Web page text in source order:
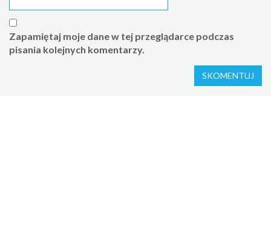
Zapamiętaj moje dane w tej przeglądarce podczas
pisania kolejnych komentarzy.